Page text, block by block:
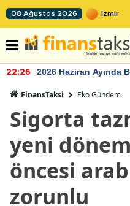
08 Ağustos 2026
22:26 2026 Haziran Ayında
FinansTaksi Eko Gündem
Sigorta
yeni
öncesi
zorunlu